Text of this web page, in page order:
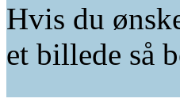
Hvis du
et billede så